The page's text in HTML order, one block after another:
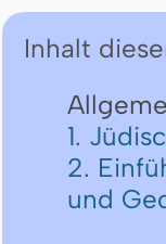
Inhalt
1.
2.
und